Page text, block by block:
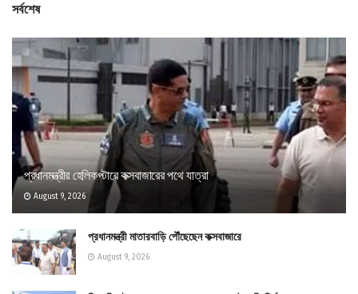
সর্বশেষ
প্রধানমন্ত্রীর হেলিকপ্টারে কক্সবাজারের পথে যাত্রা
August 9, 2026
প্রধানমন্ত্রী মাতারবাড়ি পৌঁছেছেন কক্সবাজারে
August 9, 2026